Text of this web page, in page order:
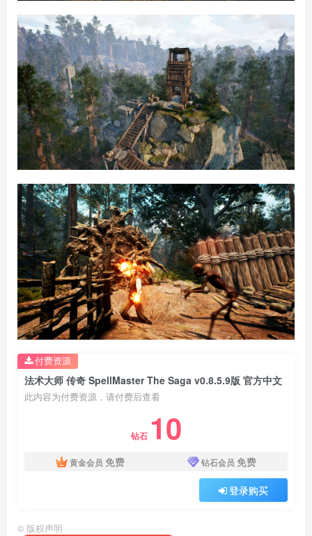
法术大师 传奇 SpellMaster The Saga v0.8.5.9版 官方中文
此内容为付费资源，请付费后查看
钻石 10
黄金会员 免费 钻石会员 免费
登录购买
付费资源
© 版权声明